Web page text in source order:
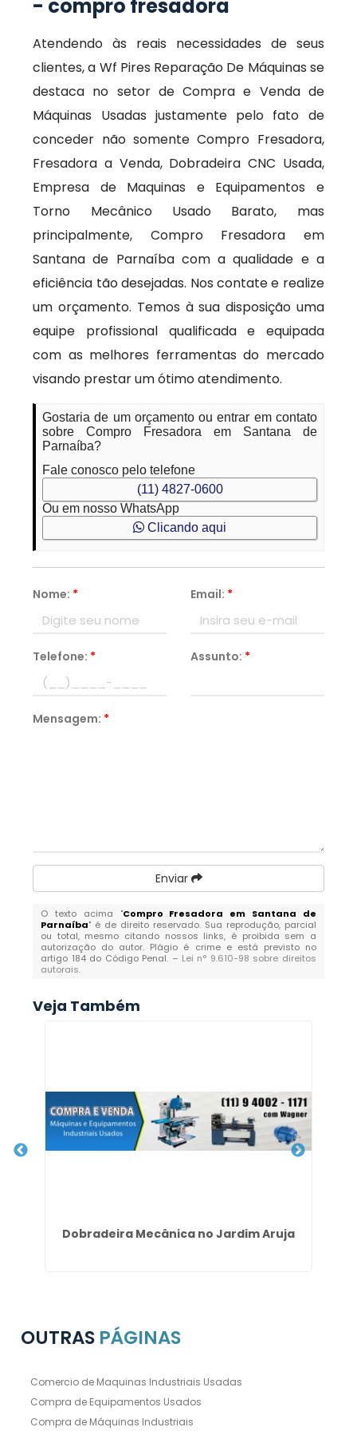
- compro fresadora
Atendendo às reais necessidades de seus
clientes, a Wf Pires Reparação De Máquinas se
destaca no setor de Compra e Venda de
Máquinas Usadas justamente pelo fato de
conceder não somente Compro Fresadora,
Fresadora a Venda, Dobradeira CNC Usada,
Empresa de Maquinas e Equipamentos e
Torno Mecânico Usado Barato, mas
principalmente, Compro Fresadora em
Santana de Parnaíba com a qualidade e a
eficiência tão desejadas. Nos contate e realize
um orçamento. Temos à sua disposição uma
equipe profissional qualificada e equipada
com as melhores ferramentas do mercado
visando prestar um ótimo atendimento.
Gostaria de um orçamento ou entrar em contato
sobre Compro Fresadora em Santana de
Parnaíba?
Fale conosco pelo telefone
(11) 4827-0600
Ou em nosso WhatsApp
Clicando aqui
Nome: * Email: *
Telefone: * Assunto: *
Mensagem: *
Enviar
O texto acima "Compro Fresadora em Santana de
Parnaíba" é de direito reservado. Sua reprodução, parcial
ou total, mesmo citando nossos links, é proibida sem a
autorização do autor. Plágio é crime e está previsto no
artigo 184 do Código Penal. – Lei n° 9.610-98 sobre direitos
autorais.
Veja Também
Dobradeira Mecânica no Jardim Aruja
OUTRAS PÁGINAS
Comercio de Maquinas Industriais Usadas
Compra de Equipamentos Usados
Compra de Máquinas Industriais